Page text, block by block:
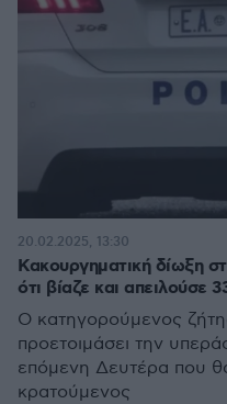
Κακουργηματική δίωξη
ότι βίαζε και απειλούσε
Ο κατηγορούμενος
προετοιμάσει την
επόμενη Δευτέρα που
κρατούμενος
20.02.2025, 13:30